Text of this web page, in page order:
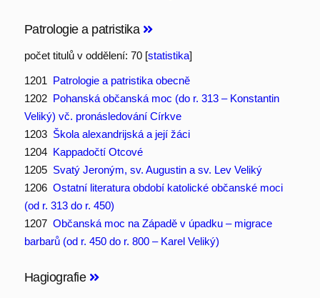
Patrologie a patristika
počet titulů v oddělení: 70 [statistika]
1201 Patrologie a patristika obecně
1202 Pohanská občanská moc (do r. 313 – Konstantin
Veliký) vč. pronásledování Církve
1203 Škola alexandrijská a její žáci
1204 Kappadočtí Otcové
1205 Svatý Jeroným, sv. Augustin a sv. Lev Veliký
1206 Ostatní literatura období katolické občanské moci
(od r. 313 do r. 450)
1207 Občanská moc na Západě v úpadku – migrace
barbarů (od r. 450 do r. 800 – Karel Veliký)
Hagiografie